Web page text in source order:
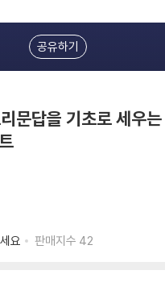
공유하기
문답을 기초로 세우
요
판매지수 42